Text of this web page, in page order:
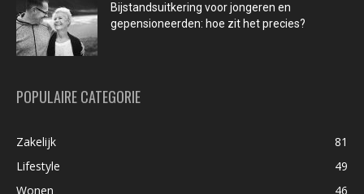
Bijstandsuitkering voor jongeren en
gepensioneerden: hoe zit het precies?
POPULAIRE CATEGORIE
Zakelijk
81
Lifestyle
49
Wonen
46